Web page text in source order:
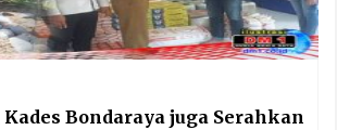
Kades Bondaraya juga Serahkan